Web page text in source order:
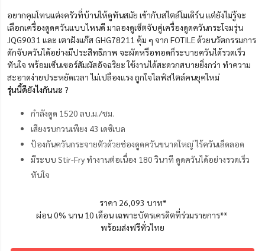
อยากคุมโทนแต่งครัวที่บ้านให้ดูทันสมัย เข้ากับสไตล์โมเดิร์น แต่ยังไม่รู้จะ
เลือกเครื่องดูดควันแบบไหนดี มาลองดูเซ็ตจับคู่เครื่องดูดควันกระโจมรุ่น
JQG9031 และ เตาฝังแก๊ส GHG78211 คุ้ม ๆ จาก FOTILE ด้วยนวัตกรรมการ
ดักจับควันได้อย่างมีประสิทธิภาพ จะผัดหรือทอดก็ระบายควันได้รวดเร็ว
ทันใจ พร้อมเซ็นเซอร์สัมผัสอัจฉริยะ ใช้งานได้สะดวกสบายยิ่งกว่า ทำความ
สะอาดง่ายประหยัดเวลา ไม่เปลืองแรง ถูกใจไลฟ์สไตล์คนยุคใหม่
รุ่นนี้ดียังไงกันนะ ?
กำลังดูด 1520 ลบ.ม./ชม.
เสียงรบกวนเพียง 43 เดซิเบล
ป้องกันควันกระจายตัวด้วยช่องดูดควันขนาดใหญ่ ไร้ควันเล็ดลอด
มีระบบ Stir-Fry ทำงานต่อเนื่อง 180 วินาที ดูดควันได้อย่างรวดเร็ว
ทันใจ
ราคา 26,093 บาท*
ผ่อน 0% นาน 10 เดือน เฉพาะบัตรเครดิตที่ร่วมรายการ**
พร้อมส่งฟรีทั่วไทย